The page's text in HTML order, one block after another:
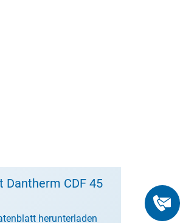
CDF 45
herunterladen